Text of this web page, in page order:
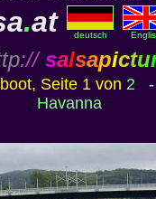
.at deutsch
:// salsapictu
Seite 1 von 2-
Havanna